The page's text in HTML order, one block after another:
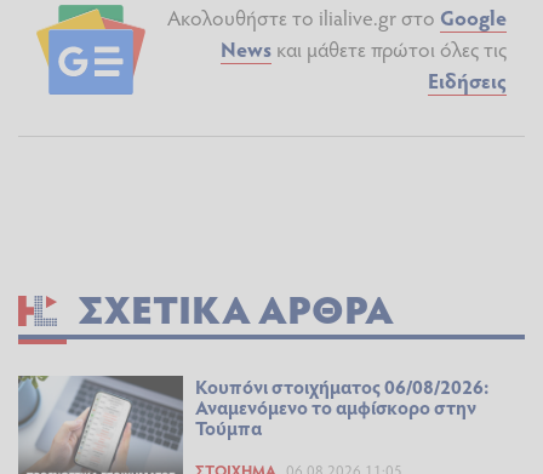
Ακολουθήστε το ilialive.gr στο Google
News και μάθετε πρώτοι όλες τις
Ειδήσεις
ΣΧΕΤΙΚΆ ΆΡΘΡΑ
Κουπόνι στοιχήματος 06/08/2026:
Αναμενόμενο το αμφίσκορο στην
Τούμπα